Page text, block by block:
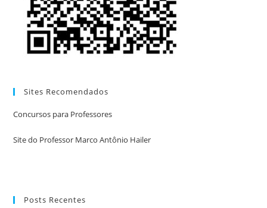
Sites Recomendados
Concursos para Professores
Site do Professor Marco Antônio Hailer
Posts Recentes